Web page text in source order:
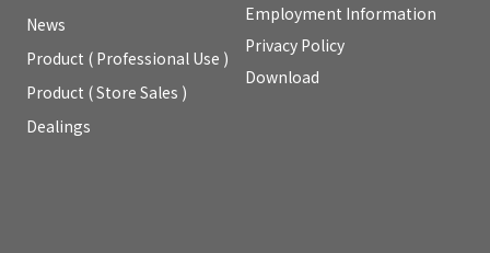
News
Product ( Professional Use )
Product ( Store Sales )
Dealings
Employment Information
Privacy Policy
Download